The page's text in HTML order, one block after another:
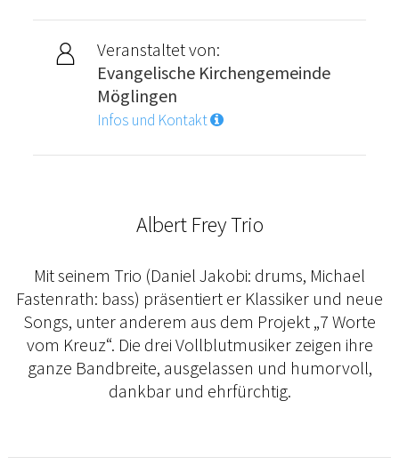
Veranstaltet von:
Evangelische Kirchengemeinde
Möglingen
Infos und Kontakt
Albert Frey Trio
Mit seinem Trio (Daniel Jakobi: drums, Michael
Fastenrath: bass) präsentiert er Klassiker und neue
Songs, unter anderem aus dem Projekt „7 Worte
vom Kreuz“. Die drei Vollblutmusiker zeigen ihre
ganze Bandbreite, ausgelassen und humorvoll,
dankbar und ehrfürchtig.